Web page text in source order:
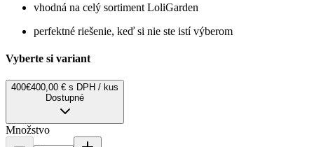
vhodná na celý sortiment LoliGarden
perfektné riešenie, keď si nie ste istí výberom
Vyberte si variant
400€400,00 € s DPH / kus
Dostupné
Množstvo